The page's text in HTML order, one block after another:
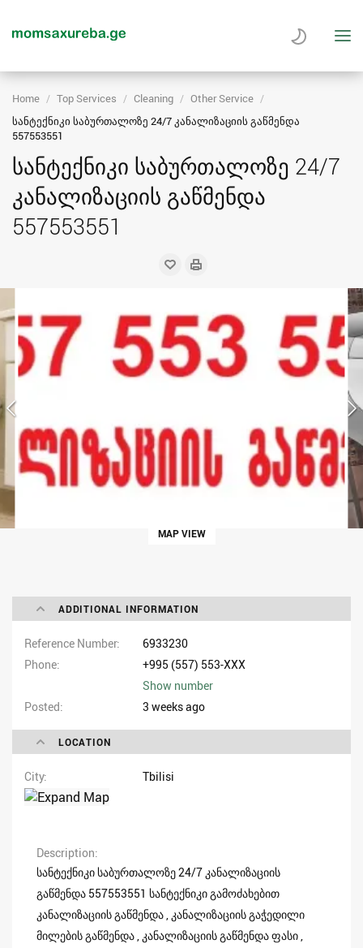
Home Top Services Cleaning
Other Service
სანტექნიკი საბურთალოზე 24/7 კანალიზაციის გაწმენდა
557553551
სანტექნიკი საბურთალოზე 24/7
კანალიზაციის გაწმენდა
557553551
MAP VIEW
ADDITIONAL INFORMATION
Reference Number
6933230
Phone
+995 (557) 553-XXX
Show number
Posted
3 weeks ago
LOCATION
City Tbilisi
Description
სანტექნიკი საბურთალოზე 24/7 კანალიზაციის
გაწმენდა 557553551 სანტექნიკი გამოძახებით
კანალიზაციის გაწმენდა , კანალიზაციის გაჭედილი
მილების გაწმენდა , კანალიზაციის გაწმენდა ფასი ,